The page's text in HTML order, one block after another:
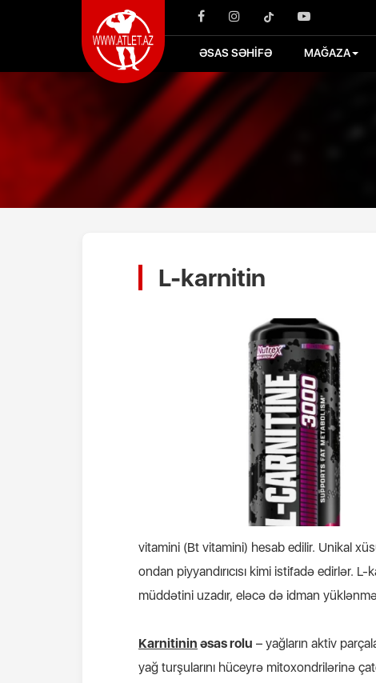
ƏSAS SƏHİFƏ MAĞAZA
L-karnitin
vitamini (Bt vitamini) hesab edilir. Unikal
ondan piyyandırıcısı kimi istifadə edirlər.
müddətini uzadır, eləcə də idman
Karnitinin əsas rolu – yağların aktiv
yağ turşularını hüceyrə mitoxondrilərinə